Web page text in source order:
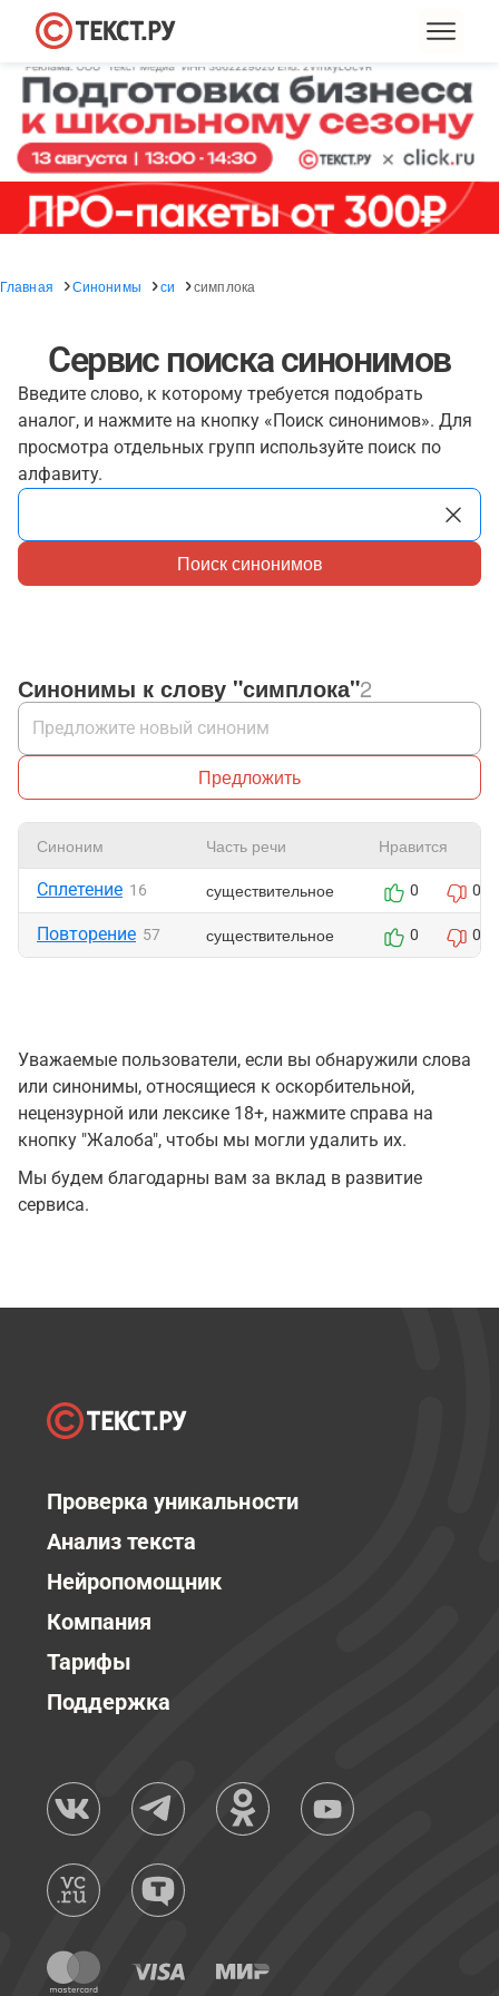
Главная Синонимы си симплока
Сервис поиска синонимов
Введите слово, к которому требуется подобрать
аналог, и нажмите на кнопку «Поиск синонимов». Для
просмотра отдельных групп используйте поиск по
алфавиту.
Поиск синонимов
Синонимы к слову "симплока"2
Предложить
Синоним Часть речи Нравится
Сплетение 16 существительное 0 0
Повторение 57 существительное 0 0
Уважаемые пользователи, если вы обнаружили слова
или синонимы, относящиеся к оскорбительной,
нецензурной или лексике 18+, нажмите справа на
кнопку "Жалоба", чтобы мы могли удалить их.
Мы будем благодарны вам за вклад в развитие
сервиса.
Проверка уникальности
Анализ текста
Нейропомощник
Компания
Тарифы
Поддержка